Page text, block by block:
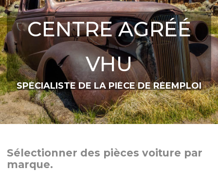
CENTRE AGRÉÉ
VHU
SPÉCIALISTE DE LA PIÈCE DE RÉEMPLOI
Sélectionner des pièces voiture par
marque.